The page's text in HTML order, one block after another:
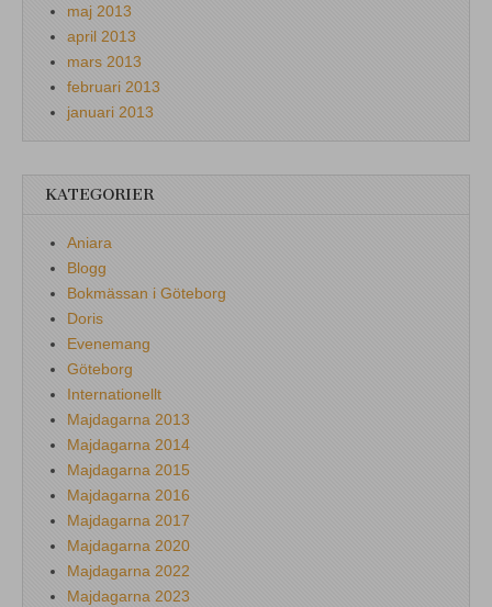
maj 2013
april 2013
mars 2013
februari 2013
januari 2013
KATEGORIER
Aniara
Blogg
Bokmässan i Göteborg
Doris
Evenemang
Göteborg
Internationellt
Majdagarna 2013
Majdagarna 2014
Majdagarna 2015
Majdagarna 2016
Majdagarna 2017
Majdagarna 2020
Majdagarna 2022
Majdagarna 2023